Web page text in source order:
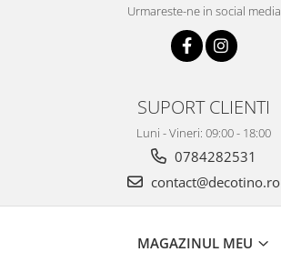
Urmareste-ne in social media
SUPORT CLIENTI
Luni - Vineri: 09:00 - 18:00
0784282531
contact@decotino.ro
MAGAZINUL MEU